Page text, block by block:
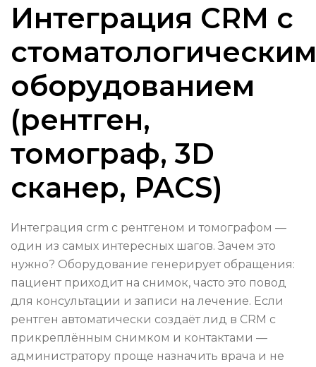
Интеграция CRM с
стоматологическим
оборудованием
(рентген,
томограф, 3D
сканер, PACS)
Интеграция crm с рентгеном и томографом —
один из самых интересных шагов. Зачем это
нужно? Оборудование генерирует обращения:
пациент приходит на снимок, часто это повод
для консультации и записи на лечение. Если
рентген автоматически создаёт лид в CRM с
прикреплённым снимком и контактами —
администратору проще назначить врача и не